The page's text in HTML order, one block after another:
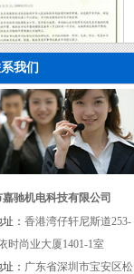
实用新型专利证书一
我们
驰机电科技有限公司
： 香港湾仔轩尼斯道253-
时尚业大厦1401-1室
： 广东省深圳市宝安区松